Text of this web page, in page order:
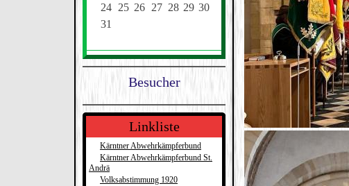
24
25 26 27 28 29 30
31
Besucher
Linkliste
Kärntner Abwehrkämpferbund
Kärntner Abwehrkämpferbund St.
Andrä
Volksabstimmung 1920